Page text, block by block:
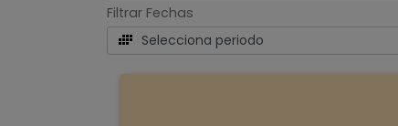
Filtrar Fechas
Selecciona periodo